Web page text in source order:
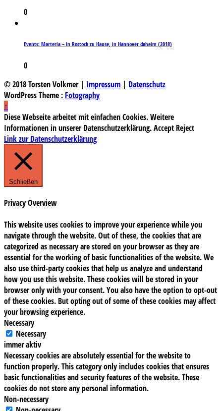
0
Events: Marteria – in Rostock zu Hause, in Hannover daheim (2018)
0
© 2018 Torsten Volkmer | Impressum | Datenschutz
WordPress Theme : Fotography
↑
Diese Webseite arbeitet mit einfachen Cookies. Weitere
Informationen in unserer Datenschutzerklärung.Accept Reject
Link zur Datenschutzerklärung
Schließen
Privacy Overview
This website uses cookies to improve your experience while you
navigate through the website. Out of these, the cookies that are
categorized as necessary are stored on your browser as they are
essential for the working of basic functionalities of the website. We
also use third-party cookies that help us analyze and understand
how you use this website. These cookies will be stored in your
browser only with your consent. You also have the option to opt-out
of these cookies. But opting out of some of these cookies may affect
your browsing experience.
Necessary
Necessary
immer aktiv
Necessary cookies are absolutely essential for the website to
function properly. This category only includes cookies that ensures
basic functionalities and security features of the website. These
cookies do not store any personal information.
Non-necessary